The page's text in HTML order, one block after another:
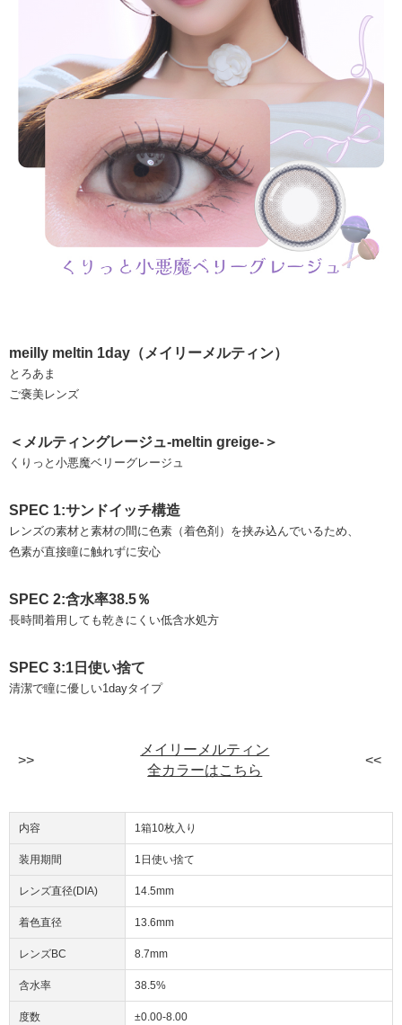
meilly meltin 1day（メイリーメルティン）
とろあま
ご褒美レンズ
＜メルティングレージュ-meltin greige-＞
くりっと小悪魔ベリーグレージュ
SPEC 1:サンドイッチ構造
レンズの素材と素材の間に色素（着色剤）を挟み込んでいるため、
色素が直接瞳に触れずに安心
SPEC 2:含水率38.5％
長時間着用しても乾きにくい低含水処方
SPEC 3:1日使い捨て
清潔で瞳に優しい1dayタイプ
メイリーメルティン
全カラーはこちら
内容 1箱10枚入り
装用期間 1日使い捨て
レンズ直径(DIA) 14.5mm
着色直径 13.6mm
レンズBC 8.7mm
含水率 38.5%
度数 ±0.00-8.00